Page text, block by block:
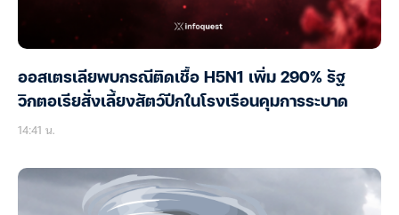
ออสเตรเลียพบกรณีติดเชื้อ H5N1 เพิ่ม 290% รัฐ
วิกตอเรียสั่งเลี้ยงสัตว์ปีกในโรงเรือนคุมการระบาด
14:41 น.